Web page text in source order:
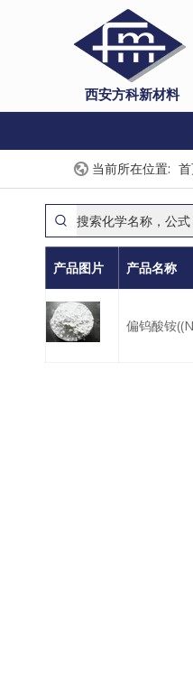
西安方科新材料
当前所在位置:
产品图片 产品名称
偏钨酸铵